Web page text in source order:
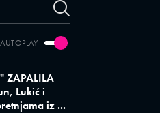
AUTOPLAY
ZAPALILA
Lukić i
iz ...